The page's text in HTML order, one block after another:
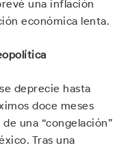
una inflación
económica lenta.
deprecie hasta
doce meses
una “congelación”
Tras una